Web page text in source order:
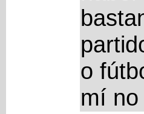
o
mí no